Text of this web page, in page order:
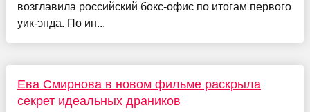
возглавила российский бокс-офис по итогам первого
уик-энда. По ин...
Ева Смирнова в новом фильме раскрыла
секрет идеальных драников